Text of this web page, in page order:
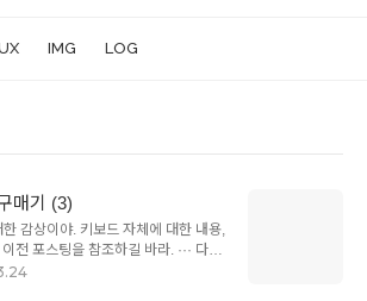
IMG LOG
매기 (3)
감상이야. 키보드 자체에 대한 내용,
전 포스팅을 참조하길 바라. ··· 다만
락’이라 할 만한 사람이 있어서, 한 자